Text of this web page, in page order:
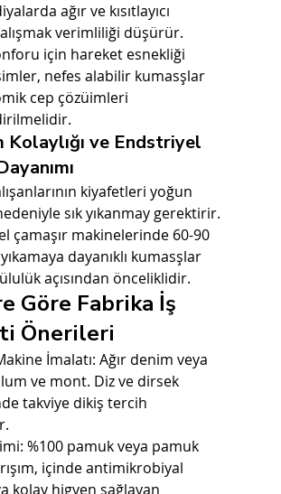
ağır ve kısıtlayıcı
verimliliği düşürür.
için hareket esnekliği
nefes alabilir kumasşlar
cep çözüimleri
Kolaylığı ve Endstriyel
kiyafetleri yoğun
sık yıkanmay gerektirir.
çamaşır makinelerinde 60-90
dayanıklı kumasşlar
açısından önceliklidir.
Göre Fabrika İş
Önerileri
İmalatı: Ağır denim veya
ve mont. Diz ve dirsek
takviye dikiş tercih
%100 pamuk veya pamuk
içinde antimikrobiyal
kolay higyen sağlayan